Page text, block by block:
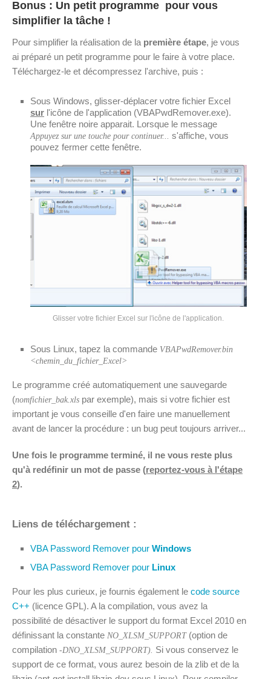
Bonus : Un petit programme pour vous
simplifier la tâche !
Pour simplifier la réalisation de la première étape, je vous
ai préparé un petit programme pour le faire à votre place.
Téléchargez-le et décompressez l'archive, puis :
Sous Windows, glisser-déplacer votre fichier Excel
sur l'icône de l'application (VBAPwdRemover.exe).
Une fenêtre noire apparait. Lorsque le message
Appuyez sur une touche pour continuer... s'affiche, vous
pouvez fermer cette fenêtre.
Glisser votre fichier Excel sur l'icône de l'application.
Sous Linux, tapez la commande VBAPwdRemover.bin
<chemin_du_fichier_Excel>
Le programme créé automatiquement une sauvegarde
(nomfichier_bak.xls par exemple), mais si votre fichier est
important je vous conseille d'en faire une manuellement
avant de lancer la procédure : un bug peut toujours arriver...
Une fois le programme terminé, il ne vous reste plus
qu'à redéfinir un mot de passe (reportez-vous à l'étape
2).
Liens de téléchargement :
VBA Password Remover pour Windows
VBA Password Remover pour Linux
Pour les plus curieux, je fournis également le code source
C++ (licence GPL). A la compilation, vous avez la
possibilité de désactiver le support du format Excel 2010 en
définissant la constante NO_XLSM_SUPPORT(option de
compilation -DNO_XLSM_SUPPORT). Si vous conservez le
support de ce format, vous aurez besoin de la zlib et de la